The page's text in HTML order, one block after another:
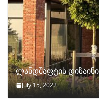
ლანდშაფტის დიზაინი
July 15, 2022